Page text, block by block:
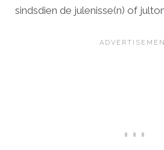
sindsdien de julenisse(n) of